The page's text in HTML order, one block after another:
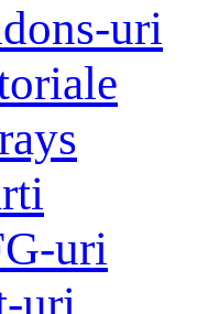
uri
uri